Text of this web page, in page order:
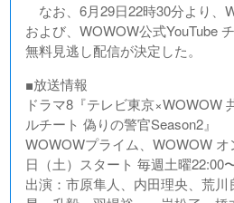
なお、6月29日22時30分より、
および、WOWOW公式YouTube
無料見逃し配信が決定した。
■放送情報
ドラマ8『テレビ東京×WOWOW
ルチート 偽りの警官Season2』
WOWOWプライム、WOWOW
日（土）スタート 毎週土曜22:00
出演：市原隼人、内田理央、荒